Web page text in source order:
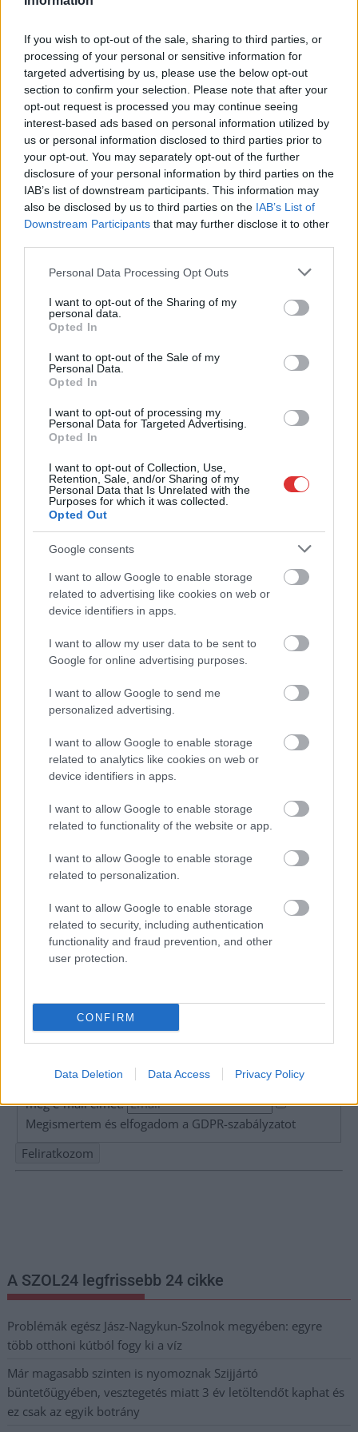
If you wish to opt-out of the sale, sharing to third parties, or
processing of your personal or sensitive information for
targeted advertising by us, please use the below opt-out
section to confirm your selection. Please note that after your
opt-out request is processed you may continue seeing
interest-based ads based on personal information utilized by
us or personal information disclosed to third parties prior to
your opt-out. You may separately opt-out of the further
disclosure of your personal information by third parties on the
IAB’s list of downstream participants. This information may
also be disclosed by us to third parties on the IAB’s List of
Downstream Participants that may further disclose it to other
Please note that this website/app uses one or more Google
not limited to your visit or usage behaviour. You may click to
grant or deny consent to Google and its third-party tags to
use your data for below specified purposes in below Google
consent section.
Personal Data Processing Opt Outs
I want to opt-out of the Sharing of my
personal data.
Opted In
I want to opt-out of the Sale of my
Personal Data.
Opted In
I want to opt-out of processing my
Personal Data for Targeted Advertising.
Opted In
I want to opt-out of Collection, Use,
Retention, Sale, and/or Sharing of my
Personal Data that Is Unrelated with the
Purposes for which it was collected.
Opted Out
Google consents
I want to allow Google to enable storage
related to advertising like cookies on web or
device identifiers in apps.
I want to allow my user data to be sent to
Google for online advertising purposes.
I want to allow Google to send me
personalized advertising.
I want to allow Google to enable storage
related to analytics like cookies on web or
device identifiers in apps.
I want to allow Google to enable storage
related to functionality of the website or app.
I want to allow Google to enable storage
related to personalization.
I want to allow Google to enable storage
related to security, including authentication
functionality and fraud prevention, and other
user protection.
CONFIRM
Data Deletion Data Access Privacy Policy
Magyarország
Országos ellenőrzés indult a hazai akkumulátoripari
üzemekben
Szigorú hatósági vizsgálat alá vonják az akkumulátorgyártás
indult országos...
Magyarország
Az idei év leglassabb növekedését hozta a június a
kiskereskedelemben
Bár a hazai kiskereskedelmi forgalom idén júniusban is
bővülni tudott, a növekedési ütem jelentősen lelassult a...
Hírlevél feliratkozás
Adja meg keresztnevét:
meg e-mail címét:
Megismertem és elfogadom a GDPR-szabályzatot
A SZOL24 legfrissebb 24 cikke
Problémák egész Jász-Nagykun-Szolnok megyében: egyre
több otthoni kútból fogy ki a víz
Már magasabb szinten is nyomoznak Szijjártó
büntetőügyében, vesztegetés miatt 3 év letöltendőt kaphat és
ez csak az egyik botrány